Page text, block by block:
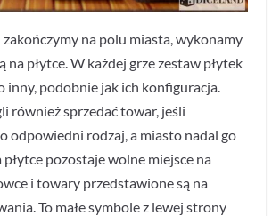
zakończymy na polu miasta, wykonamy
na płytce. W każdej grze zestaw płytek
inny, podobnie jak ich konfiguracja.
również sprzedać towar, jeśli
odpowiedni rodzaj, a miasto nadal go
pozostaje wolne miejsce na
i towary przedstawione są na
To małe symbole z lewej strony